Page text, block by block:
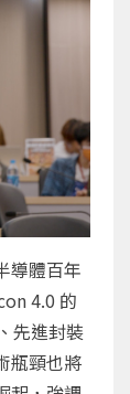
導體百年
4.0 的
先進封裝
瓶頸也將